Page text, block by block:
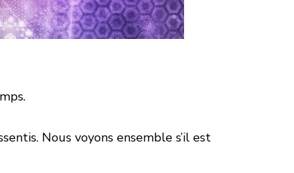
Nous voyons ensemble s’il est